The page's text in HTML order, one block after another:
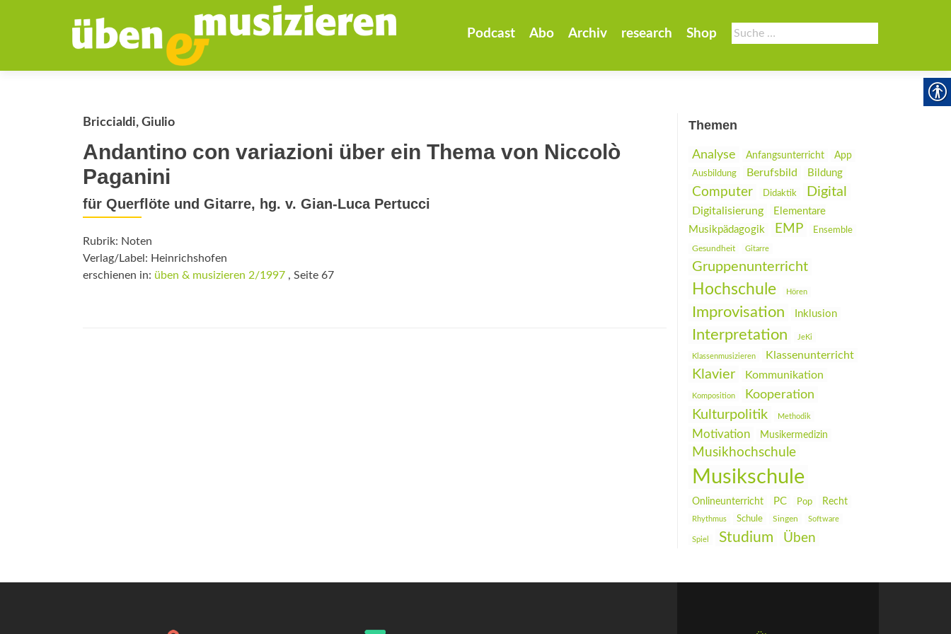
Suche
nach:
Podcast Abo Archiv research Shop
Briccialdi, Giulio
Andantino con variazioni über ein Thema von Niccolò
Paganini
für Querflöte und Gitarre, hg. v. Gian-Luca Pertucci
Rubrik: Noten
Verlag/Label: Heinrichshofen
erschienen in: üben & musizieren 2/1997 , Seite 67
Themen
Analyse Anfangsunterricht
App
Ausbildung
Berufsbild Bildung
Computer Didaktik Digital
Digitalisierung
Elementare
Musikpädagogik
EMP Ensemble
Gesundheit Gitarre
Gruppenunterricht
Hochschule Hören
Improvisation Inklusion
Interpretation JeKi
Klassenmusizieren Klassenunterricht
Klavier Kommunikation
Komposition Kooperation
Kulturpolitik Methodik
Motivation Musikermedizin
Musikhochschule
Musikschule
Onlineunterricht PC Pop Recht
Rhythmus Schule Singen Software
Spiel Studium Üben